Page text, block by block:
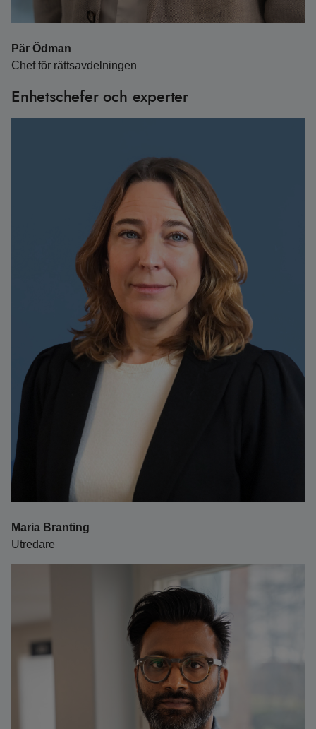
Pär Ödman
Chef för rättsavdelningen
Enhetschefer och experter
Maria Branting
Utredare